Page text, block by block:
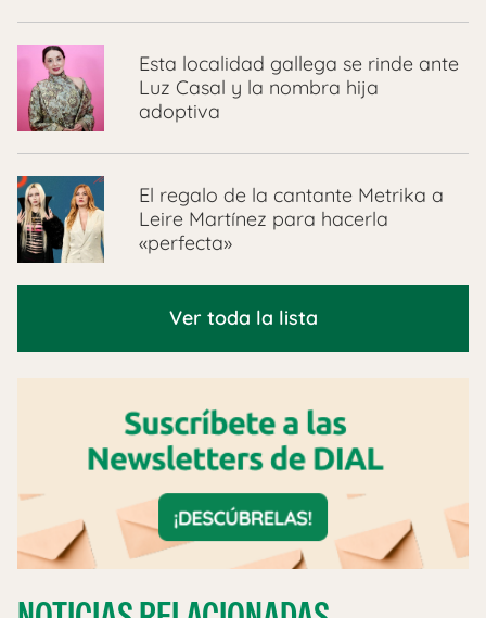
Esta localidad gallega se rinde ante
Luz Casal y la nombra hija
adoptiva
El regalo de la cantante Metrika a
Leire Martínez para hacerla
«perfecta»
Ver toda la lista